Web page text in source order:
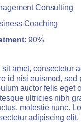
Consulting
Coaching
90%
sit amet, consectetur
id nisi euismod, sed
auctor felis eget
ultricies nibh
molestie nunc.
adipiscing elit.